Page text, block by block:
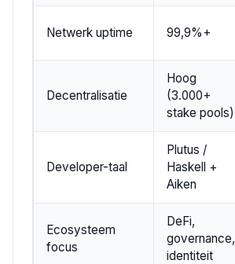
Netwerk uptime 99,9%+
Decentralisatie
Hoog
(3.000+
stake pools)
Developer-taal
Plutus /
Haskell +
Aiken
Ecosysteem
focus
DeFi,
governance,
identiteit